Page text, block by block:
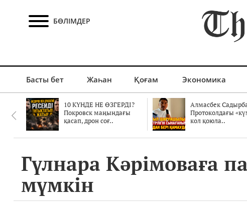
БӨЛІМДЕР
Басты бет Жаһан Қоғам Экономика
10 КҮНДЕ НЕ ӨЗГЕРДІ?
Покровск маңындағы
қасап, дрон соғ..
Алмасбек
Протоколдағы
кол қоюла..
Гүлнара Кәрімоваға
мүмкін